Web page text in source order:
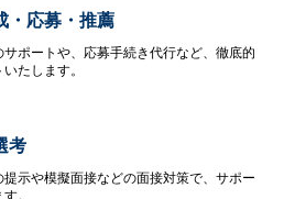
・応募・推薦
サポートや、応募手続き代行など、徹底的
たします。
考
提示や模擬面接などの面接対策で、サポー
。